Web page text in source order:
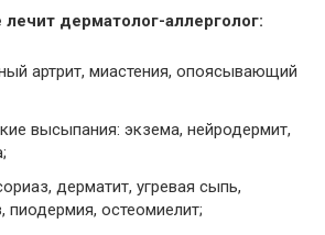
лечит дерматолог-аллерголог:
артрит, миастения, опоясывающий
высыпания: экзема, нейродермит,
дерматит, угревая сыпь,
пиодермия, остеомиелит;